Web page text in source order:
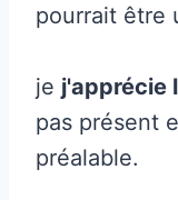
pourrait être
je j'apprécie
pas présent
préalable.